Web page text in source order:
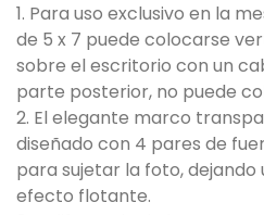
1. Para uso exclusivo en la
de 5 x 7 puede colocarse
sobre el escritorio con un
parte posterior, no puede
2. El elegante marco
diseñado con 4 pares de
para sujetar la foto,
efecto flotante.